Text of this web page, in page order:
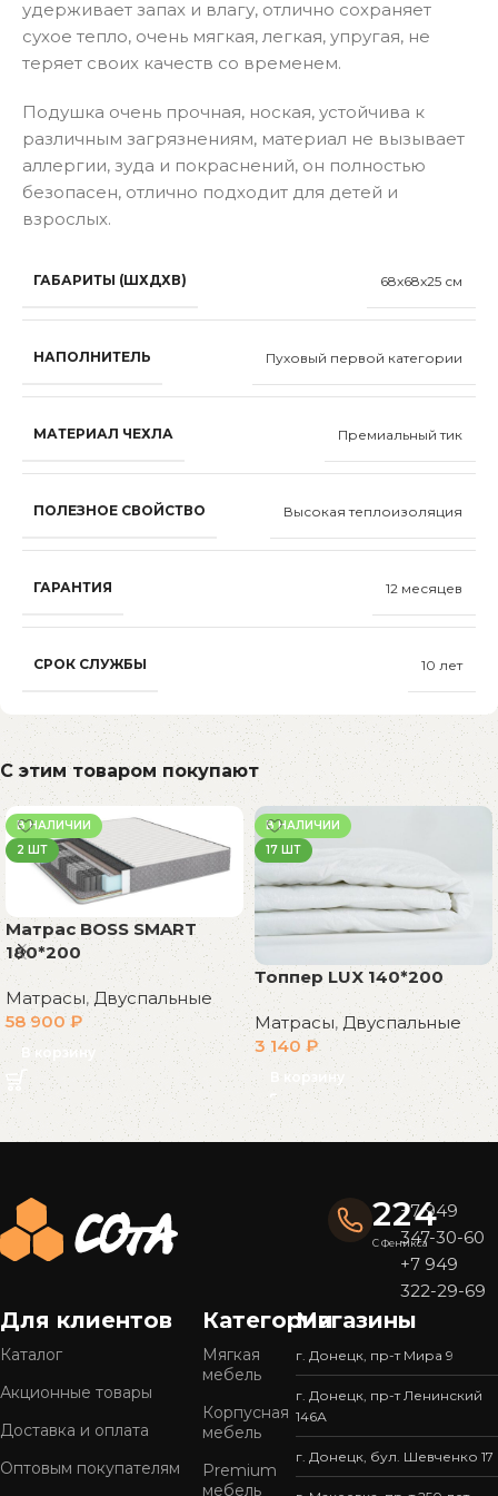
удерживает запах и влагу, отлично сохраняет
сухое тепло, очень мягкая, легкая, упругая, не
теряет своих качеств со временем.
Подушка очень прочная, ноская, устойчива к
различным загрязнениям, материал не вызывает
аллергии, зуда и покраснений, он полностью
безопасен, отлично подходит для детей и
взрослых.
ГАБАРИТЫ (ШХДХВ) 68x68x25 см
НАПОЛНИТЕЛЬ Пуховый первой категории
МАТЕРИАЛ ЧЕХЛА Премиальный тик
ПОЛЕЗНОЕ СВОЙСТВО Высокая теплоизоляция
ГАРАНТИЯ 12 месяцев
СРОК СЛУЖБЫ 10 лет
С этим товаром покупают
В НАЛИЧИИ
2 ШТ
Матрас BOSS SMART
180*200
Матрасы,Двуспальные
58 900₽
В корзину
В НАЛИЧИИ
17 ШТ
Топпер LUX 140*200
Матрасы, Двуспальные
3 140 ₽
В корзину
Read More
224
С Феникса
+7 949
347-30-60
+7 949
322-29-69
Для клиентов
Каталог
Акционные товары
Доставка и оплата
Оптовым покупателям
Категории
Мягкая
мебель
Корпусная
мебель
Premium
мебель
Магазины
г. Донецк, пр-т Мира 9
г. Донецк, пр-т Ленинский
146А
г. Донецк, бул. Шевченко 17